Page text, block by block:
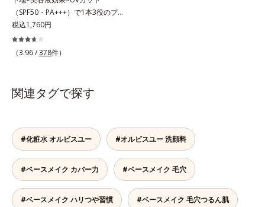
ン、酸化鉄、ステアロイルグルタミ
ン酸2Na）配合＝自然な仕上がりで
肌悩みをカバーする粉体*2 角層ま
で*3 肌のキメを整え、粉体を密着
させる設計のこと
（SPF50・PA+++）で1本3役のプラ
イマー。凹凸をつるんとなめらかに
(*1)整え、化粧ノリUPの高機能化粧
下地。“塗るたび高まる、素肌の美
る小ジワをカバーしてハリ肌に整え
る高機能化粧下地毛穴や小ジワの凹
分が肌全層(*2)に働きかけて、肌の
うるおいをグンとアップ＆リッチな
クリームのようにぴたっと密着。乾
燥による小ジワを目立たなく(*1)
し、つるんとしたハリ肌に仕上げま
す。むやみに隠すのではなくふわり
税込1,760円
（3.96 /378件）
関連タグで探す
#化粧水 オルビスユー #オルビスユー 洗顔料
#ベースメイク カバー力 #ベースメイク 毛穴
#ベースメイク ハリつや習慣 #ベースメイク 毛穴つるん肌